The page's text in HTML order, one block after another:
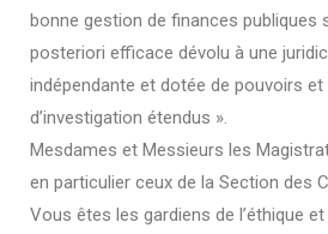
bonne gestion de finances publiques
posteriori efficace dévolu à une
indépendante et dotée de pouvoirs et
d’investigation étendus ».
Mesdames et Messieurs les
en particulier ceux de la Section des
Vous êtes les gardiens de l’éthique